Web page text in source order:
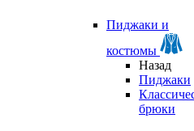
Пиджаки и
костюмы
Назад
Пиджаки
брюки